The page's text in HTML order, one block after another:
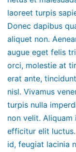
laoreet turpis
Donec dapibus
aliquet non.
augue eget felis
orci, molestie at
erat ante,
nisl. Vivamus
turpis nulla
non velit.
efficitur elit
id, feugiat lacinia